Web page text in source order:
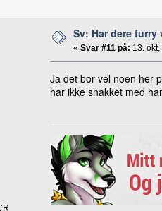
Sv: Har dere
« Svar #11 på: 13.
Ja det bor vel noen her
har ikke snakket med